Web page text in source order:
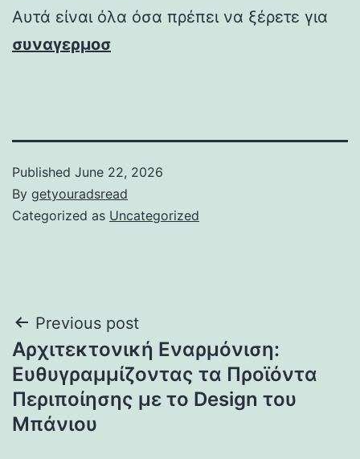
Αυτά είναι όλα όσα πρέπει να ξέρετε για
συναγερμοσ
Published June 22, 2026
By getyouradsread
Categorized as Uncategorized
Post
navigation
Previous post
Αρχιτεκτονική Εναρμόνιση:
Ευθυγραμμίζοντας τα Προϊόντα
Περιποίησης με το Design του
Μπάνιου